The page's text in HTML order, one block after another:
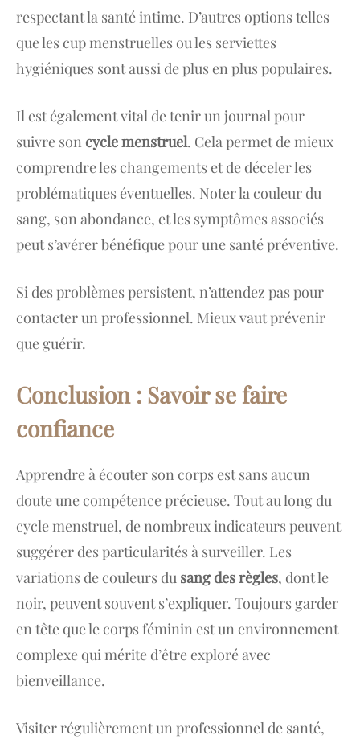
respectant la santé intime. D’autres options telles
que les cup menstruelles ou les serviettes
hygiéniques sont aussi de plus en plus populaires.
Il est également vital de tenir un journal pour
suivre son cycle menstruel. Cela permet de mieux
comprendre les changements et de déceler les
problématiques éventuelles. Noter la couleur du
sang, son abondance, et les symptômes associés
peut s’avérer bénéfique pour une santé préventive.
Si des problèmes persistent, n’attendez pas pour
contacter un professionnel. Mieux vaut prévenir
que guérir.
Conclusion : Savoir se faire
confiance
Apprendre à écouter son corps est sans aucun
doute une compétence précieuse. Tout au long du
cycle menstruel, de nombreux indicateurs peuvent
suggérer des particularités à surveiller. Les
variations de couleurs du sang des règles, dont le
noir, peuvent souvent s’expliquer. Toujours garder
en tête que le corps féminin est un environnement
complexe qui mérite d’être exploré avec
bienveillance.
Visiter régulièrement un professionnel de santé,